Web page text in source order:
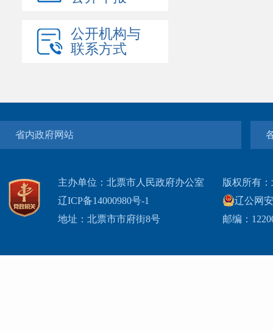
公开机构与
联系方式
省内政府网站
主办单位：北票市人民政府办公室
辽ICP备14000980号-1
地址：北票市市府街8号
版权所有
辽公网
邮编：